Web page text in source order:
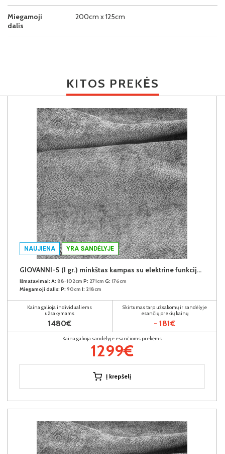
Miegamoji
dalis
200cm x 125cm
KITOS PREKĖS
NAUJIENA YRA SANDĖLYJE
GIOVANNI-S (I gr.) minkštas kampas su elektrine funkcija (Aphrodite-21) K
Išmatavimai: A: 88-102cm P: 271cm G: 176cm
Miegamoji dalis: P: 90cm I: 218cm
Kaina galioja individualiems
užsakymams
1480€
Skirtumas tarp užsakomų ir sandėlyje
esančių prekių kainų
- 181€
Kaina galioja sandėlyje esančioms prekėms
1299€
Į krepšelį